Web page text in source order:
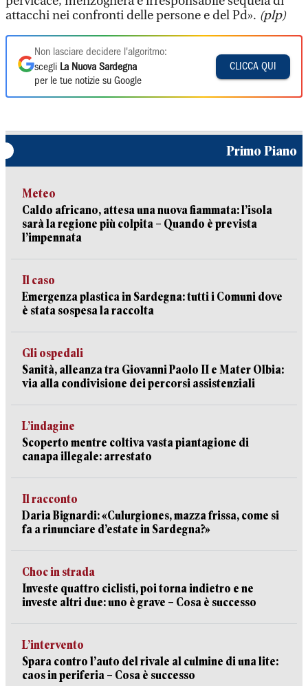
attacchi nei confronti delle persone e del Pd». (plp)
Non lasciare decidere l'algoritmo:
scegli La Nuova Sardegna
per le tue notizie su Google
CLICCA QUI
Primo Piano
Meteo
Caldo africano, attesa una nuova fiammata: l’isola
sarà la regione più colpita – Quando è prevista
l’impennata
Il caso
Emergenza plastica in Sardegna: tutti i Comuni dove
è stata sospesa la raccolta
Gli ospedali
Sanità, alleanza tra Giovanni Paolo II e Mater Olbia:
via alla condivisione dei percorsi assistenziali
L’indagine
Scoperto mentre coltiva vasta piantagione di
canapa illegale: arrestato
Il racconto
Daria Bignardi: «Culurgiones, mazza frissa, come si
fa a rinunciare d’estate in Sardegna?»
Choc in strada
Investe quattro ciclisti, poi torna indietro e ne
investe altri due: uno è grave – Cosa è successo
L’intervento
Spara contro l’auto del rivale al culmine di una lite:
caos in periferia – Cosa è successo